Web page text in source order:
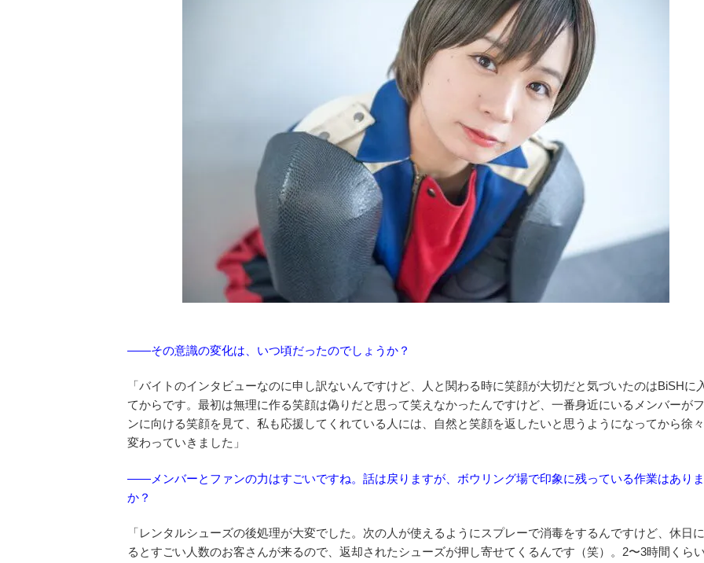
——その意識の変化は、いつ頃だったのでしょうか？
「バイトのインタビューなのに申し訳ないんですけど、人と関わる時に笑顔が大切だと気づいたのはBiSHに
てからです。最初は無理に作る笑顔は偽りだと思って笑えなかったんですけど、一番身近にいるメンバーが
ンに向ける笑顔を見て、私も応援してくれている人には、自然と笑顔を返したいと思うようになってから徐
変わっていきました」
——メンバーとファンの力はすごいですね。話は戻りますが、ボウリング場で印象に残っている作業はあり
か？
「レンタルシューズの後処理が大変でした。次の人が使えるようにスプレーで消毒をするんですけど、休日
るとすごい人数のお客さんが来るので、返却されたシューズが押し寄せてくるんです（笑）。2〜3時間くらい